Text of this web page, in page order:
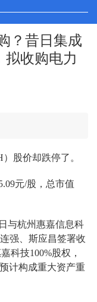
？昔日集成
拟收购电力
股价却跌停了。
元/股，总市值
与杭州惠嘉信息科
强、斯应昌签署收
科技100%股权，
计构成重大资产重